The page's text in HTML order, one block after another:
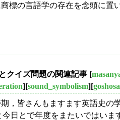
の言語学の存在を念頭に置
クイズ問題の関連記事 [
][sound_symbolism][
皆さんもますます英語史の
日とで年度をまたいではい